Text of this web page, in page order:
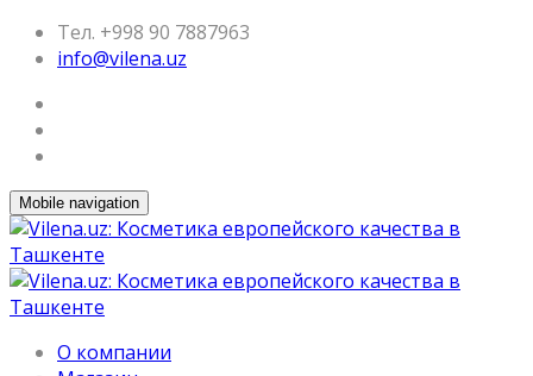
Тел. +998 90 7887963
info@vilena.uz
Mobile navigation
О компании